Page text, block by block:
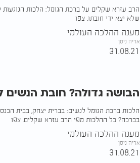
הרב עזרא שקלים על ברכת הגומל: הלכות
שלא יצא ידי חובתו. צפו
מענה ההלכה העולמי
אריה ניסן
31.08.21
הבושה גדולה? חובת הנשים
הלכות ברכת הגומל לנשים: בברית יצחק, בבית
בברכה? כל ההלכות מפי הרב עזרא שקלים. צפו
מענה ההלכה העולמי
אריה ניסן
31.08.21